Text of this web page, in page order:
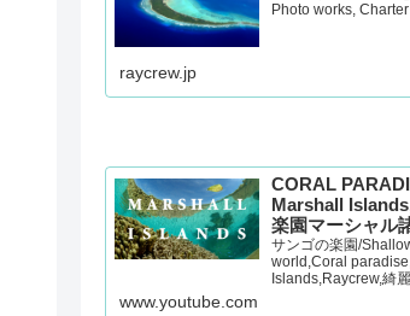
Photo works,
raycrew.jp
CORAL
Marshall
楽園マーシャル
サンゴの楽園/
world,Coral
Islands,Raycrew,綺
www.youtube.com